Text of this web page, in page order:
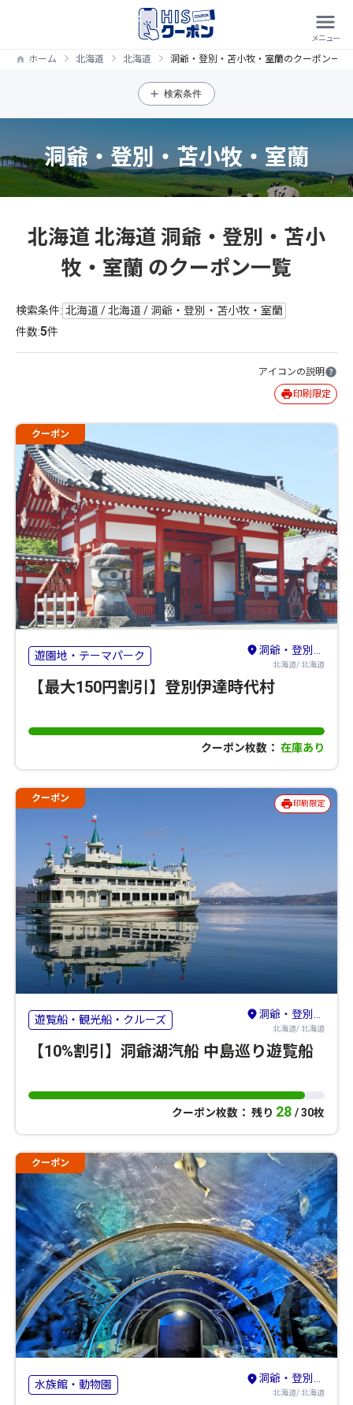
ホーム 北海道 北海道 洞爺・登別・苫小牧・室蘭のクーポン一覧
検索条件
洞爺・登別・苫小牧・室蘭
北海道 北海道 洞爺・登別・苫小
牧・室蘭 のクーポン一覧
検索条件: 北海道 / 北海道 / 洞爺・登別・苫小牧・室蘭
件数:5件
アイコンの説明
印刷限定
クーポン
遊園地・テーマパーク 洞爺・登別・苫小牧・室蘭
北海道/ 北海道
【最大150円割引】登別伊達時代村
クーポン枚数： 在庫あり
クーポン 印刷限定
遊覧船・観光船・クルーズ 洞爺・登別・苫小牧・室蘭
北海道/ 北海道
【10%割引】洞爺湖汽船 中島巡り遊覧船
クーポン枚数： 残り 28 / 30枚
クーポン
水族館・動物園 洞爺・登別・苫小牧・室蘭
北海道/ 北海道